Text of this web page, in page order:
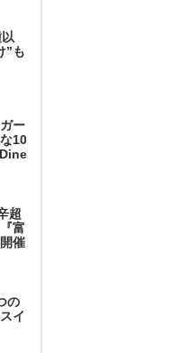
”も
ー
10
超
富
催
の
イ